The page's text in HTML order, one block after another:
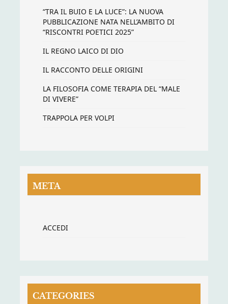
“TRA IL BUIO E LA LUCE”: LA NUOVA
PUBBLICAZIONE NATA NELL’AMBITO DI
“RISCONTRI POETICI 2025”
IL REGNO LAICO DI DIO
IL RACCONTO DELLE ORIGINI
LA FILOSOFIA COME TERAPIA DEL “MALE
DI VIVERE”
TRAPPOLA PER VOLPI
META
ACCEDI
CATEGORIES